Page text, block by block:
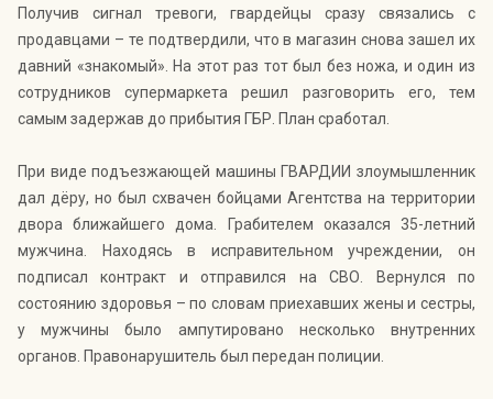
Получив сигнал тревоги, гвардейцы сразу связались с
продавцами – те подтвердили, что в магазин снова зашел их
давний «знакомый». На этот раз тот был без ножа, и один из
сотрудников супермаркета решил разговорить его, тем
самым задержав до прибытия ГБР. План сработал.
При виде подъезжающей машины ГВАРДИИ злоумышленник
дал дёру, но был схвачен бойцами Агентства на территории
двора ближайшего дома. Грабителем оказался 35-летний
мужчина. Находясь в исправительном учреждении, он
подписал контракт и отправился на СВО. Вернулся по
состоянию здоровья – по словам приехавших жены и сестры,
у мужчины было ампутировано несколько внутренних
органов. Правонарушитель был передан полиции.